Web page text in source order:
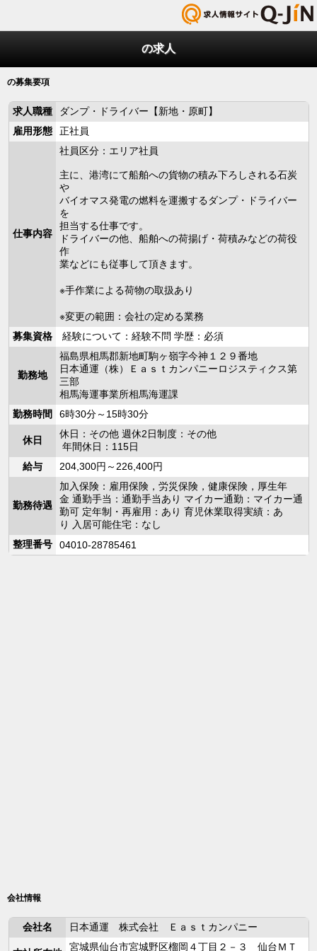
の求人
の募集要項
求人職種
ダンプ・ドライバー【新地・原町】
雇用形態
正社員
仕事内容
社員区分：エリア社員
主に、港湾にて船舶への貨物の積み下ろしされる石炭
や
バイオマス発電の燃料を運搬するダンプ・ドライバー
を
担当する仕事です。
ドライバーの他、船舶への荷揚げ・荷積みなどの荷役
作
業などにも従事して頂きます。
※手作業による荷物の取扱あり
※変更の範囲：会社の定める業務
募集資格
経験について：経験不問 学歴：必須
勤務地
福島県相馬郡新地町駒ヶ嶺字今神１２９番地
日本通運（株）Ｅａｓｔカンパニーロジスティクス第
三部
相馬海運事業所相馬海運課
勤務時間
6時30分～15時30分
休日
休日：その他 週休2日制度：その他
年間休日：115日
給与
204,300円～226,400円
勤務待遇
加入保険：雇用保険，労災保険，健康保険，厚生年
金 通勤手当：通勤手当あり マイカー通勤：マイカー通
勤可 定年制・再雇用：あり 育児休業取得実績：あ
り 入居可能住宅：なし
整理番号
04010-28785461
会社情報
会社名 日本通運 株式会社 Ｅａｓｔカンパニー
宮城県仙台市宮城野区榴岡４丁目２－３ 仙台ＭＴ